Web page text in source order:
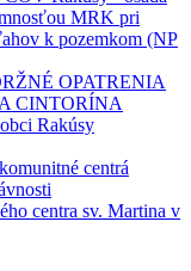
MRK pri
k pozemkom (NP
OPATRENIA
CINTORÍNA
Rakúsy
centrá
centra sv. Martina v